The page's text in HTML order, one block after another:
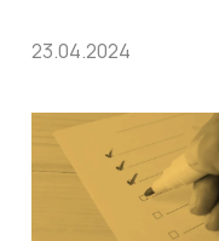
23.04.2024